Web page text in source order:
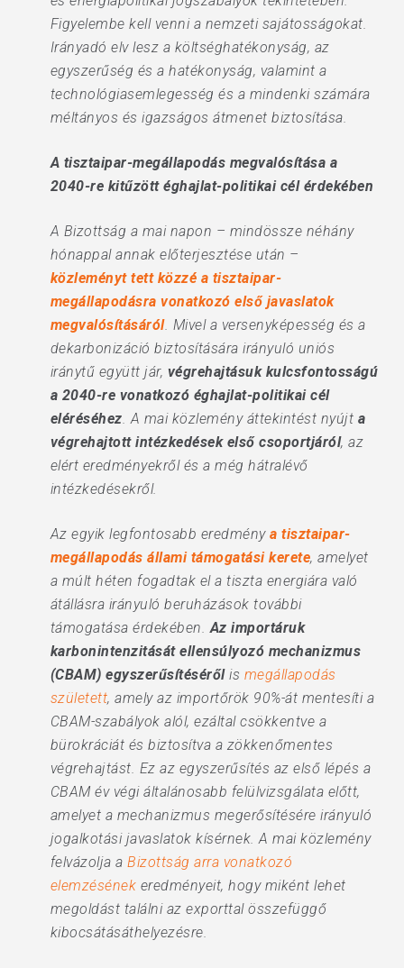
Figyelembe kell venni a nemzeti sajátosságokat.
Irányadó elv lesz a költséghatékonyság, az
egyszerűség és a hatékonyság, valamint a
technológiasemlegesség és a mindenki számára
méltányos és igazságos átmenet biztosítása.
A tisztaipar-megállapodás megvalósítása a
2040-re kitűzött éghajlat-politikai cél érdekében
A Bizottság a mai napon – mindössze néhány
hónappal annak előterjesztése után –
közleményt tett közzé a tisztaipar-
megállapodásra vonatkozó első javaslatok
megvalósításáról. Mivel a versenyképesség és a
dekarbonizáció biztosítására irányuló uniós
iránytű együtt jár, végrehajtásuk kulcsfontosságú
a 2040-re vonatkozó éghajlat-politikai cél
eléréséhez. A mai közlemény áttekintést nyújt a
végrehajtott intézkedések első csoportjáról, az
elért eredményekről és a még hátralévő
intézkedésekről.
Az egyik legfontosabb eredménya tisztaipar-
megállapodás állami támogatási kerete, amelyet
a múlt héten fogadtak el a tiszta energiára való
átállásra irányuló beruházások további
támogatása érdekében.Az importáruk
karbonintenzitását ellensúlyozó mechanizmus
(CBAM) egyszerűsítésérőlis megállapodás
született, amely az importőrök 90%-át mentesíti a
CBAM-szabályok alól, ezáltal csökkentve a
bürokráciát és biztosítva a zökkenőmentes
végrehajtást. Ez az egyszerűsítés az első lépés a
CBAM év végi általánosabb felülvizsgálata előtt,
amelyet a mechanizmus megerősítésére irányuló
jogalkotási javaslatok kísérnek. A mai közlemény
felvázolja aBizottság arra vonatkozó
elemzésének eredményeit, hogy miként lehet
megoldást találni az exporttal összefüggő
kibocsátásáthelyezésre.